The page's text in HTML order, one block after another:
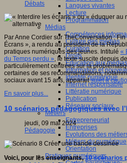
Langues vivantes
Lecture
Programmation
Médias
Compétences
Culture des médias
Curation
Droits
Education aux médias
Information et
Identité numérique
Internet responsable
Littératie numérique
Publication
Réseaux sociaux
Métiers
Entrepreneuriat
Entreprises
Evolutions des
Métiers du numérique
Orientation
Pratiques numériques
Débats
Par Anne Cordier sur TheConversation :
Écrans », a rendu au président de la
pratiques numériques des jeunes. Intitulé «
du Temps perdu », le texte suscite depuis
particulièrement centrées sur la
certaines de ses recommandations,
sociaux avant 15 ans, apparaitsujet à
En savoir plus...
10 scénarios pédagogiques avec
jeudi, 09 mai 2024
Pédagogie
Voici, pour les enseignants,10 scénarios